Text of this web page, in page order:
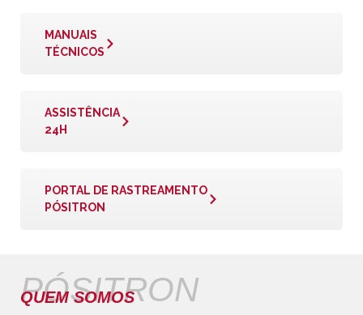
MANUAIS
TÉCNICOS
ASSISTÊNCIA
24H
PORTAL DE RASTREAMENTO
PÓSITRON
PÓSITRON
QUEM SOMOS